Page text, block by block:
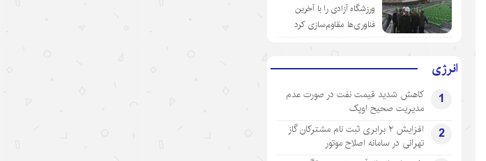
ورزشگاه آزادی را با آخرین
فناوری‌ها مقاوم‌سازی کرد
انرژی
1
کاهش شدید قیمت نفت در صورت عدم
مدیریت صحیح اوپک
2
افزایش ۲ برابری ثبت نام مشترکان گاز
تهرانی‌ در سامانه اصلاح موتور